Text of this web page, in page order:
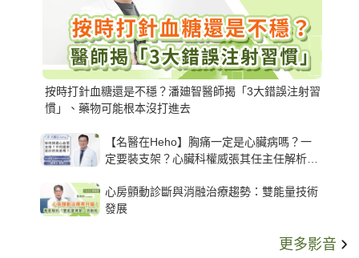
按時打針血糖還是不穩？潘廸智醫師揭「3大錯誤注射習
慣」、藥物可能根本沒打進去
【名醫在Heho】胸痛一定是心臟病嗎？一
定要裝支架？心臟科權威張其任主任解析支
心房顫動診斷與消融治療趨勢：雙能量技術
發展
更多影音